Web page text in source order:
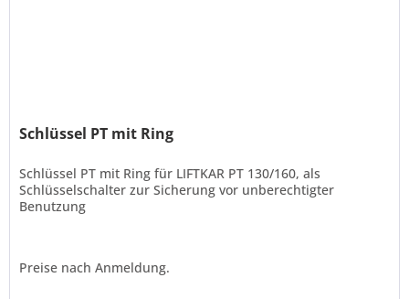
Schlüssel PT mit Ring
Schlüssel PT mit Ring für LIFTKAR PT 130/160, als
Schlüsselschalter zur Sicherung vor unberechtigter
Benutzung
Preise nach Anmeldung.